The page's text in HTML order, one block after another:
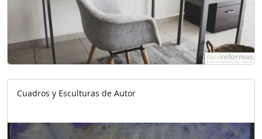
Cuadros y Esculturas de Autor